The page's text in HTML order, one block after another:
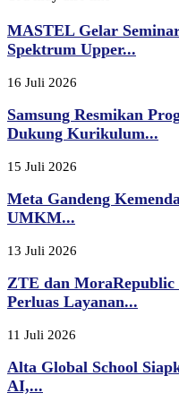
MASTEL Gelar
Spektrum Upper...
16 Juli 2026
Samsung Resmikan
Dukung Kurikulum...
15 Juli 2026
Meta Gandeng
UMKM...
13 Juli 2026
ZTE dan
Perluas Layanan...
11 Juli 2026
Alta Global School
AI,...